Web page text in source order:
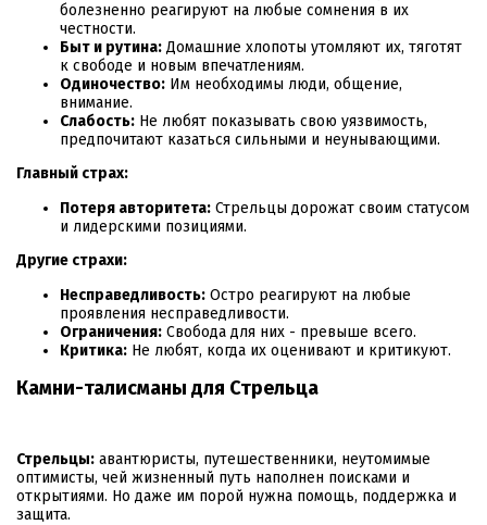
болезненно реагируют на любые сомнения в их
честности.
Быт и рутина: Домашние хлопоты утомляют их, тяготят
к свободе и новым впечатлениям.
Одиночество: Им необходимы люди, общение,
внимание.
Слабость: Не любят показывать свою уязвимость,
предпочитают казаться сильными и неунывающими.
Главный страх:
Потеря авторитета: Стрельцы дорожат своим статусом
и лидерскими позициями.
Другие страхи:
Несправедливость: Остро реагируют на любые
проявления несправедливости.
Ограничения: Свобода для них - превыше всего.
Критика: Не любят, когда их оценивают и критикуют.
Камни-талисманы для Стрельца
Стрельцы: авантюристы, путешественники, неутомимые
оптимисты, чей жизненный путь наполнен поисками и
открытиями. Но даже им порой нужна помощь, поддержка и
защита.